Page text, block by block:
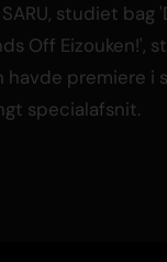
studiet bag
Off Eizouken!',
havde premiere i
specialafsnit.